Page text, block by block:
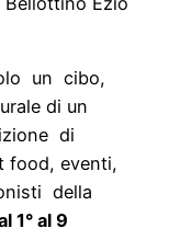
un cibo,
di un
di
eventi,
della
1° al 9